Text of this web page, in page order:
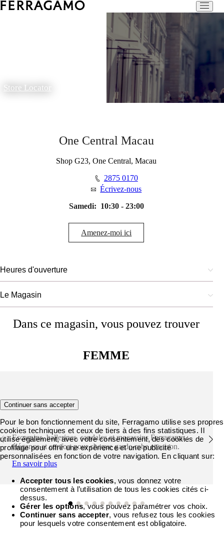
Store Locator
One Central Macau
Shop G23, One Central, Macau
2875 0170
Écrivez-nous
Samedi: 10:30 - 23:00
Amenez-moi ici
Heures d'ouverture
Le Magasin
Dans ce magasin, vous pouvez trouver
FEMME
Chaussures
Escarpins, ballerines, sandales et mocassins Ferragamo :
élégance et confort pour chaque garde-robe et saison.
En savoir plus
Continuer sans accepter
Pour le bon fonctionnement du site, Ferragamo utilise ses propres
cookies techniques et ceux de tiers à des fins statistiques. Il
utilise également, avec votre consentement, des cookies de
profilage pour offrir une expérience et une publicité
personnalisées en fonction de votre navigation. En cliquant sur:
Accepter tous les cookies, vous donnez votre
consentement à l’utilisation de tous les cookies cités ci-
dessus.
Gérer les options, vous pouvez paramétrer vos choix.
Continuer sans accepter, vous refusez tous les cookies
pour lesquels votre consentement est obligatoire.